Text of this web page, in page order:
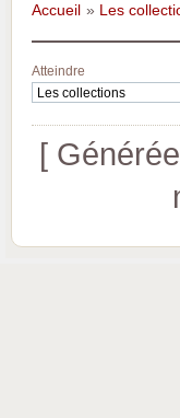
Accueil » Les
Atteindre
[